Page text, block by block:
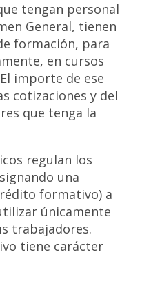
tengan personal
General, tienen
formación, para
en cursos
importe de ese
cotizaciones y del
que tenga la
regulan los
una
formativo) a
únicamente
trabajadores.
tiene carácter